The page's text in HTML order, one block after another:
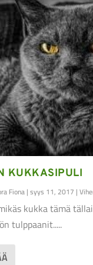
KUKKASIPULI
Fiona| syys 11, 2017 |
kukka tämä
tulppaanit.....